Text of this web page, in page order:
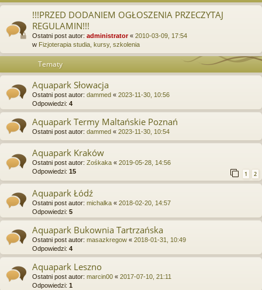
!!!PRZED DODANIEM OGŁOSZENIA PRZECZYTAJ
REGULAMIN!!!
Ostatni post autor: administrator« 2010-03-09, 17:54
w Fizjoterapia studia, kursy, szkolenia
Tematy
Aquapark Słowacja
Ostatni post autor: dammed « 2023-11-30, 10:56
Odpowiedzi: 4
Aquapark Termy Maltańskie Poznań
Ostatni post autor: dammed « 2023-11-30, 10:54
Aquapark Kraków
Ostatni post autor: Zośkaka « 2019-05-28, 14:56
Odpowiedzi: 15 1 2
Aquapark Łódź
Ostatni post autor: michalka « 2018-02-20, 14:57
Odpowiedzi: 5
Aquapark Bukownia Tartrzańska
Ostatni post autor: masazkregow « 2018-01-31, 10:49
Odpowiedzi: 4
Aquapark Leszno
Ostatni post autor: marcin00 « 2017-07-10, 21:11
Odpowiedzi: 1